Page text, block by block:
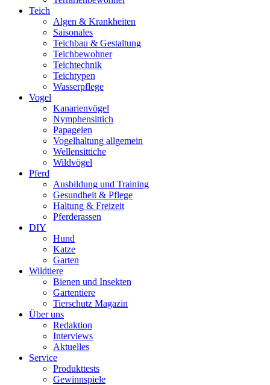
Teich
Algen & Krankheiten
Saisonales
Teichbau & Gestaltung
Teichbewohner
Teichtechnik
Teichtypen
Wasserpflege
Vogel
Kanarienvögel
Nymphensittich
Papageien
Vogelhaltung allgemein
Wellensittiche
Wildvögel
Pferd
Ausbildung und Training
Gesundheit & Pflege
Haltung & Freizeit
Pferderassen
DIY
Hund
Katze
Garten
Wildtiere
Bienen und Insekten
Gartentiere
Tierschutz Magazin
Über uns
Redaktion
Interviews
Aktuelles
Service
Produkttests
Gewinnspiele